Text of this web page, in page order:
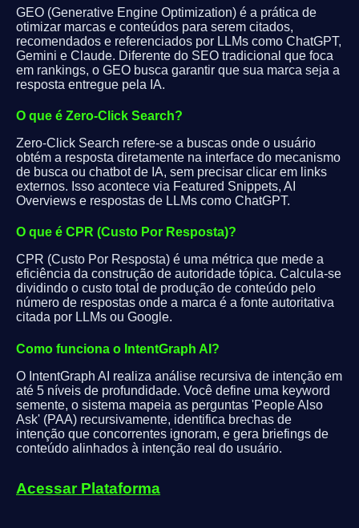
GEO (Generative Engine Optimization) é a prática de
otimizar marcas e conteúdos para serem citados,
recomendados e referenciados por LLMs como ChatGPT,
Gemini e Claude. Diferente do SEO tradicional que foca
em rankings, o GEO busca garantir que sua marca seja a
resposta entregue pela IA.
O que é Zero-Click Search?
Zero-Click Search refere-se a buscas onde o usuário
obtém a resposta diretamente na interface do mecanismo
de busca ou chatbot de IA, sem precisar clicar em links
externos. Isso acontece via Featured Snippets, AI
Overviews e respostas de LLMs como ChatGPT.
O que é CPR (Custo Por Resposta)?
CPR (Custo Por Resposta) é uma métrica que mede a
eficiência da construção de autoridade tópica. Calcula-se
dividindo o custo total de produção de conteúdo pelo
número de respostas onde a marca é a fonte autoritativa
citada por LLMs ou Google.
Como funciona o IntentGraph AI?
O IntentGraph AI realiza análise recursiva de intenção em
até 5 níveis de profundidade. Você define uma keyword
semente, o sistema mapeia as perguntas 'People Also
Ask' (PAA) recursivamente, identifica brechas de
intenção que concorrentes ignoram, e gera briefings de
conteúdo alinhados à intenção real do usuário.
Acessar Plataforma